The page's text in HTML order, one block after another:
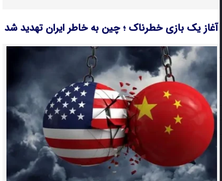
آغاز یک بازی خطرناک ؛ چین به خاطر ایران تهدید شد